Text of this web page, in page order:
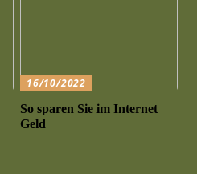
16/10/2022
So sparen Sie im Internet
Geld